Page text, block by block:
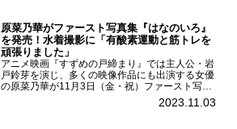
原菜乃華がファースト写真集『はなのいろ』
を発売！水着撮影に「有酸素運動と筋トレを
頑張りました」
アニメ映画『すずめの戸締まり』では主人公・岩
戸鈴芽を演じ、多くの映像作品にも出演する女優
の原菜乃華が11月3日（金・祝）ファースト写真
集『はなのいろ』発売記念イベントを
HMV&BOOKS SHIBUYAで開催した。原菜乃華フ
2023.11.03